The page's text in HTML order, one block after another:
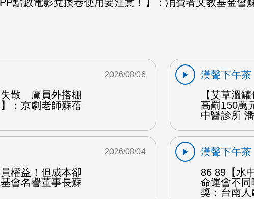
失散 盧員外搭棚
：京劇老師蘇蓓
2026/08/06
漢聲下午茶
【艾草溫
高罰150萬
中醫診所
權益！但成本卻
會名譽董事長蘇
2026/08/04
漢聲下午茶
86 89【水
命運會不
獎：台南